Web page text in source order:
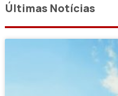
Últimas Notícias